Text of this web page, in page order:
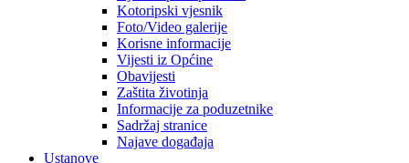
Kotoripski vjesnik
Foto/Video galerije
Korisne informacije
Vijesti iz Općine
Obavijesti
Zaštita životinja
Informacije za poduzetnike
Sadržaj stranice
Najave događaja
Ustanove